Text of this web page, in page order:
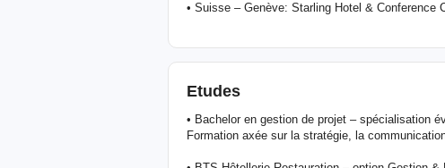
• Suisse – Genève: Starling Hotel & Conference
Etudes
• Bachelor en gestion de projet – spécialisation
Formation axée sur la stratégie, la